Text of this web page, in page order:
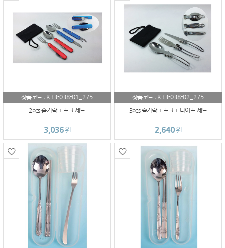
상품코드 : K33-038-01_275
2pcs 숟가락 + 포크 세트
3,036원
상품코드 : K33-038-02_275
3pcs 숟가락 + 포크 + 나이프 세트
2,640원